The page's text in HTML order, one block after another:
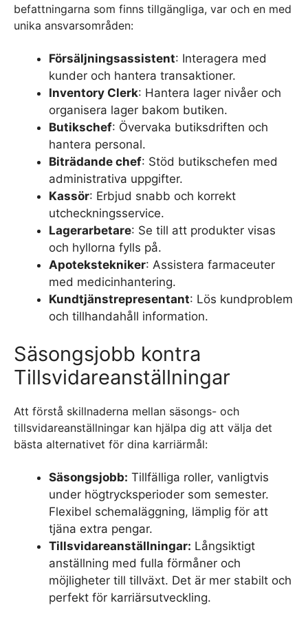
befattningarna som finns tillgängliga, var och en med
unika ansvarsområden:
Försäljningsassistent: Interagera med
kunder och hantera transaktioner.
Inventory Clerk: Hantera lager nivåer och
organisera lager bakom butiken.
Butikschef: Övervaka butiksdriften och
hantera personal.
Biträdande chef: Stöd butikschefen med
administrativa uppgifter.
Kassör: Erbjud snabb och korrekt
utcheckningsservice.
Lagerarbetare: Se till att produkter visas
och hyllorna fylls på.
Apotekstekniker: Assistera farmaceuter
med medicinhantering.
Kundtjänstrepresentant: Lös kundproblem
och tillhandahåll information.
Säsongsjobb kontra
Tillsvidareanställningar
Att förstå skillnaderna mellan säsongs- och
tillsvidareanställningar kan hjälpa dig att välja det
bästa alternativet för dina karriärmål:
Säsongsjobb: Tillfälliga roller, vanligtvis
under högtrycksperioder som semester.
Flexibel schemaläggning, lämplig för att
tjäna extra pengar.
Tillsvidareanställningar: Långsiktigt
anställning med fulla förmåner och
möjligheter till tillväxt. Det är mer stabilt och
perfekt för karriärsutveckling.